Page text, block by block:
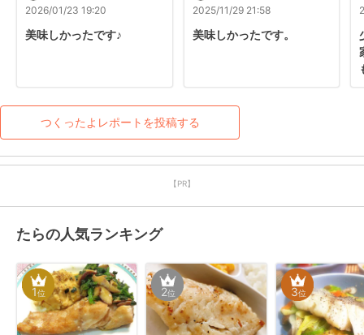
2026/01/23 19:20
美味しかったです♪
2025/11/29 21:58
美味しかったです。
つくったよレポートを投稿する
【PR】
たらの人気ランキング
1位 2位 3位